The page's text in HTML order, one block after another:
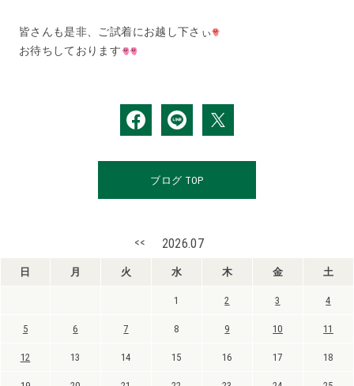
皆さんも是非、ご試着にお越し下さぃ
お待ちしております
ブログ TOP
<< 2026.07
日 月 火 水 木 金 土
1 2 3 4
5 6 7 8 9 10 11
12 13 14 15 16 17 18